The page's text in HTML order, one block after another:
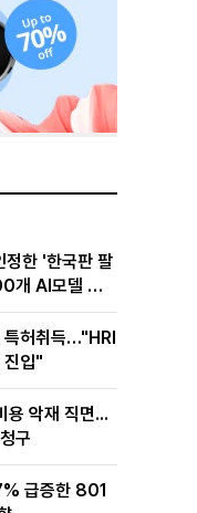
정한 '한국판 팔
개 AI모델 현
특허취득…"HRI
진입"
용 악재 직면...
구
급증한 801